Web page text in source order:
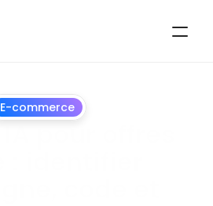
E-commerce